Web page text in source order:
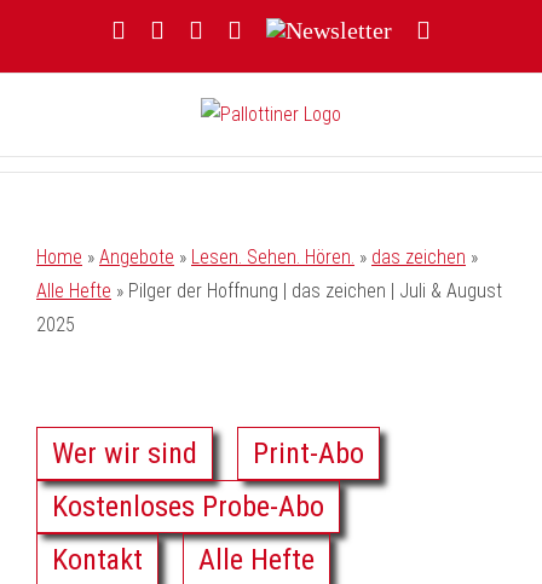
FacebookYouTubeInstagram
Threads
Newsletter
Home » Angebote » Lesen. Sehen. Hören. » das zeichen »
Alle Hefte » Pilger der Hoffnung | das zeichen | Juli & August
2025
Wer wir sind
Print-Abo
Kostenloses Probe-Abo
Kontakt
Alle Hefte